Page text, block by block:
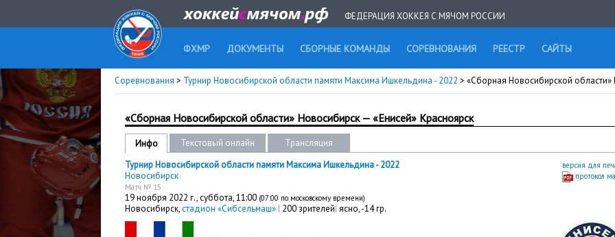
ФЕДЕРАЦИЯ ХОККЕЯ С МЯЧОМ РОССИИ
ФХМР ДОКУМЕНТЫ СБОРНЫЕ КОМАНДЫ СОРЕВНОВАНИЯ РЕЕСТР САЙТЫ
Соревнования > Турнир Новосибирской области памяти Максима Ишкельдина - 2022 > «Сборная Новосибирской
«Сборная Новосибирской области» Новосибирск — «Енисей» Красноярск
Инфо Текстовый онлайн Трансляция
версия для
протокол
Турнир Новосибирской области памяти Максима Ишкельдина - 2022
Новосибирск
Матч № 15
19 ноября 2022 г.,суббота, 11:00 (07:00 по московскому времени)
Новосибирск,стадион «Сибсельмаш» | 200 зрителей| ясно, -14 гр.